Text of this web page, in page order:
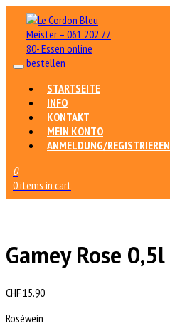
STARTSEITE
INFO
KONTAKT
MEIN KONTO
ANMELDUNG/REGISTRIEREN
0
0 items in cart
Gamey Rose 0,5l
CHF15.90
Roséwein